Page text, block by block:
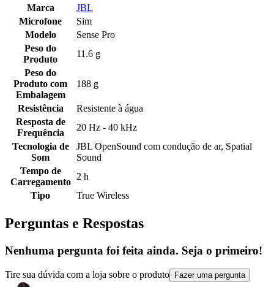
Marca
JBL
Microfone
Sim
Modelo
Sense Pro
Peso do
Produto
11.6 g
Peso do
Produto com
Embalagem
188 g
Resistência
Resistente à água
Resposta de
Frequência
20 Hz - 40 kHz
Tecnologia de
Som
JBL OpenSound com condução de ar, Spatial
Sound
Tempo de
Carregamento
2 h
Tipo
True Wireless
Perguntas e Respostas
Nenhuma pergunta foi feita ainda. Seja o primeiro!
Tire sua dúvida com a loja sobre o produto Fazer uma pergunta